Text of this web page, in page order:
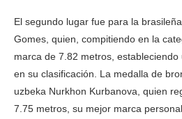
El segundo lugar fue para la
Gomes, quien, compitiendo en la
marca de 7.82 metros,
en su clasificación. La medalla de
uzbeka Nurkhon Kurbanova, quien
7.75 metros, su mejor marca